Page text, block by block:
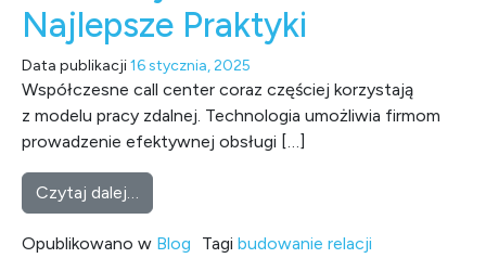
Najlepsze Praktyki
Data publikacji16 stycznia, 2025
Współczesne call center coraz częściej korzystają
z modelu pracy zdalnej. Technologia umożliwia firmom
prowadzenie efektywnej obsługi […]
Czytaj dalej…
Opublikowano w Blog Tagi budowanie relacji